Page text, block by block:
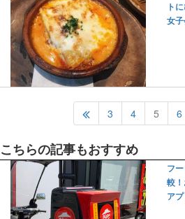
ト
女
3 4 5 6
こちらの記事もおすすめ
フ
較
ア